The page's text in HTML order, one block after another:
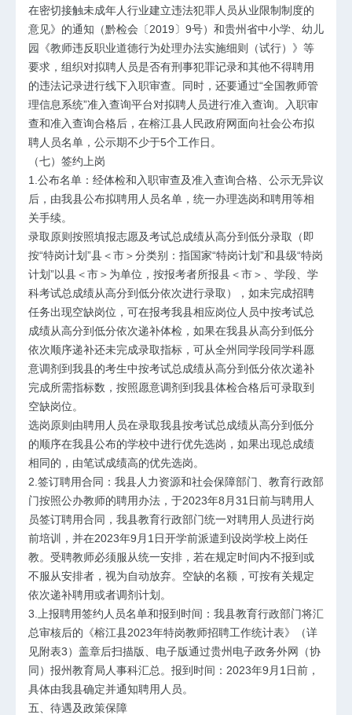
在密切接触未成年人行业建立违法犯罪人员从业限制制度的
意见》的通知（黔检会〔2019〕9号）和贵州省中小学、幼儿
园《教师违反职业道德行为处理办法实施细则（试行）》等
要求，组织对拟聘人员是否有刑事犯罪记录和其他不得聘用
的违法记录进行线下入职审查。同时，还要通过“全国教师管
理信息系统”准入查询平台对拟聘人员进行准入查询。入职审
查和准入查询合格后，在榕江县人民政府网面向社会公布拟
聘人员名单，公示期不少于5个工作日。
（七）签约上岗
1.公布名单：经体检和入职审查及准入查询合格、公示无异议
后，由我县公布拟聘用人员名单，统一办理选岗和聘用等相
关手续。
录取原则按照填报志愿及考试总成绩从高分到低分录取（即
按“特岗计划”县＜市＞分类别：指国家“特岗计划”和县级“特岗
计划”以县＜市＞为单位，按报考者所报县＜市＞、学段、学
科考试总成绩从高分到低分依次进行录取），如未完成招聘
任务出现空缺岗位，可在报考我县相应岗位人员中按考试总
成绩从高分到低分依次递补体检，如果在我县从高分到低分
依次顺序递补还未完成录取指标，可从全州同学段同学科愿
意调剂到我县的考生中按考试总成绩从高分到低分依次递补
完成所需指标数，按照愿意调剂到我县体检合格后可录取到
空缺岗位。
选岗原则由聘用人员在录取我县按考试总成绩从高分到低分
的顺序在我县公布的学校中进行优先选岗，如果出现总成绩
相同的，由笔试成绩高的优先选岗。
2.签订聘用合同：我县人力资源和社会保障部门、教育行政部
门按照公办教师的聘用办法，于2023年8月31日前与聘用人
员签订聘用合同，我县教育行政部门统一对聘用人员进行岗
前培训，并在2023年9月1日开学前派遣到设岗学校上岗任
教。受聘教师必须服从统一安排，若在规定时间内不报到或
不服从安排者，视为自动放弃。空缺的名额，可按有关规定
依次递补聘用或者调剂计划。
3.上报聘用签约人员名单和报到时间：我县教育行政部门将汇
总审核后的《榕江县2023年特岗教师招聘工作统计表》（详
见附表3）盖章后扫描版、电子版通过贵州电子政务外网（协
同）报州教育局人事科汇总。报到时间：2023年9月1日前，
具体由我县确定并通知聘用人员。
五、待遇及政策保障